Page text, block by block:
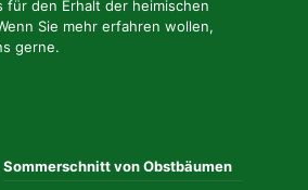
für den Erhalt der heimischen
Sie mehr erfahren wollen,
gerne.
Sommerschnitt von Obstbäumen